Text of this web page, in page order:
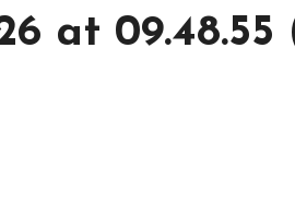
at 09.48.55